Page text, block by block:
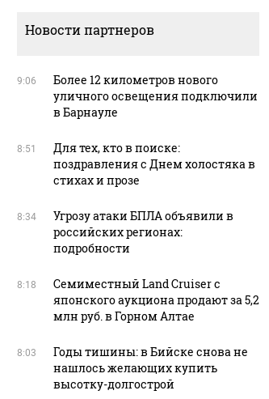
Новости партнеров
9:06
Более 12 километров нового
уличного освещения подключили
в Барнауле
8:51
Для тех, кто в поиске:
поздравления с Днем холостяка в
стихах и прозе
8:34
Угрозу атаки БПЛА объявили в
российских регионах:
подробности
8:18
Семиместный Land Cruiser с
японского аукциона продают за 5,2
млн руб. в Горном Алтае
8:03
Годы тишины: в Бийске снова не
нашлось желающих купить
высотку-долгострой